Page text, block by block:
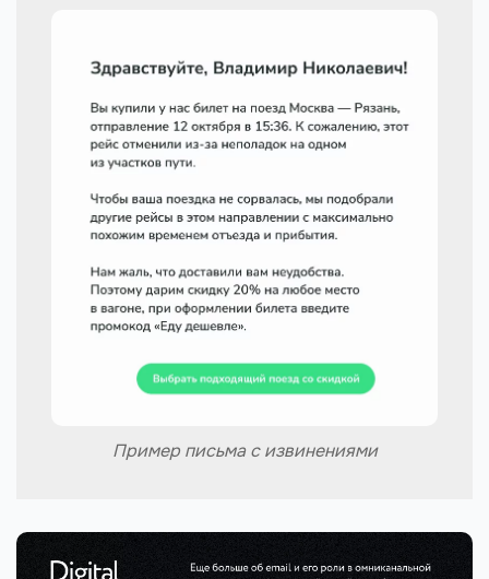
Пример письма с извинениями